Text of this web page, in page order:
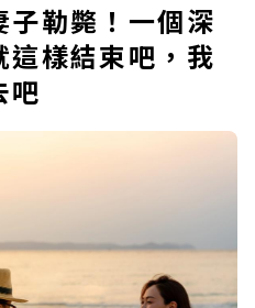
勒斃！一個深
樣結束吧，我
吧